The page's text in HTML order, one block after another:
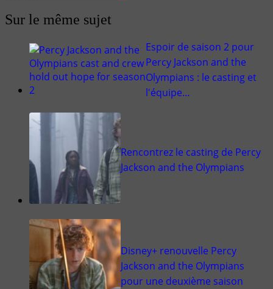
Sur le même sujet
Espoir de saison 2 pour
Percy Jackson and the
Olympians : le casting et
l'équipe…
Rencontrez le casting de Percy
Jackson and the Olympians
Disney+ renouvelle Percy
Jackson and the Olympians
pour une deuxième saison